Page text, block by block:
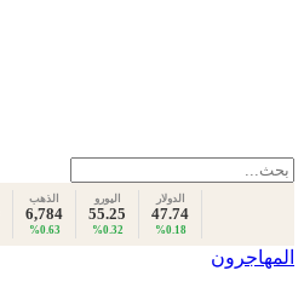
الدولار
47.74
%0.18
اليورو
55.25
%0.32
الذهب
6,784
%0.63
المهاجرون